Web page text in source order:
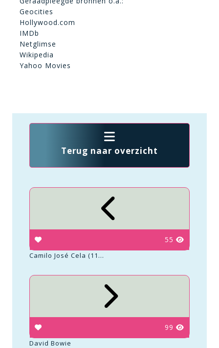
Geocities
Hollywood.com
IMDb
Netglimse
Wikipedia
Yahoo Movies
Terug naar overzicht
55
Camilo José Cela (11...
99
David Bowie